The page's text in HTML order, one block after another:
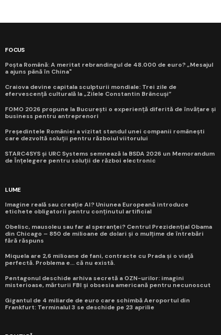
FOCUS
Poșta Română: A meritat rebrandingul de 48.000 de euro? „Mesajul
a ajuns până în China"
Craiova devine capitala sculpturii mondiale: Trei zile de
efervescență culturală la „Zilele Constantin Brâncuși”
FOMO 2026 propune la București o experiență diferită de învățare și
business pentru antreprenori
Președintele României a vizitat standul unei companii românești
care dezvoltă soluții pentru războiul viitorului
STARC4SYS și URC Systems semnează la BSDA 2026 un Memorandum
de Înțelegere pentru soluții de război electronic
LUME
Imagine reală sau creație AI? Uniunea Europeană introduce
etichete obligatorii pentru conținutul artificial
Obelisc, mausoleu sau far al speranței? Centrul Prezidențial Obama
din Chicago – 850 de milioane de dolari și o mulțime de întrebări
fără răspuns
Miquela are 2,6 milioane de fani, contracte cu Prada și o viață
perfectă. Problema e... că nu există.
Pentagonul deschide arhiva secretă a OZN-urilor: imagini
misterioase, mărturii FBI și obsesia americană pentru necunoscut
Gigantul de 4 miliarde de euro care schimbă Aeroportul din
Frankfurt: Terminalul 3 se deschide pe 23 aprilie